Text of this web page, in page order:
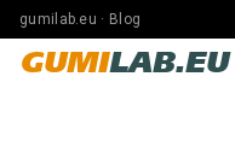
gumilab.eu · Blog
GUMILAB.EU